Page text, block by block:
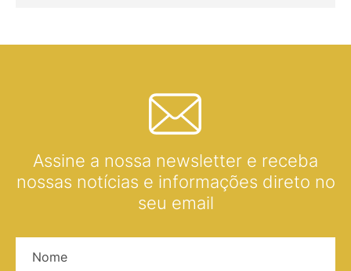
Assine a nossa newsletter e receba
nossas notícias e informações direto no
seu email